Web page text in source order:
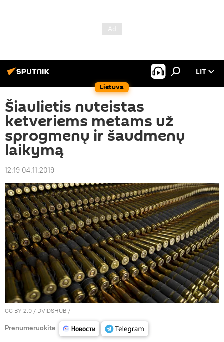
Lietuva
LIT
Šiaulietis nuteistas
ketveriems metams už
sprogmenų ir šaudmenų
laikymą
12:19 04.11.2019
CC BY 2.0 / DVIDSHUB /
Prenumeruokite